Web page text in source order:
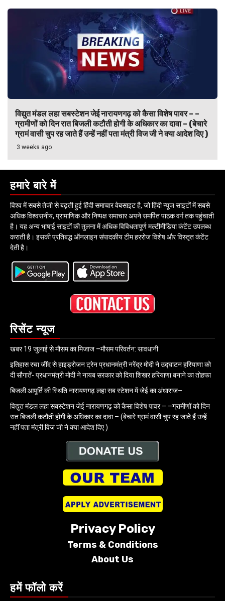
विद्युत मंडल लहा सबस्टेशन जेई नारायणगढ़ को कैसा विशेष पावर – –
ग्रामीणों को दिन रात बिजली कटौती होगी के अधिकार का दावा – (बेचारे
ग्रामं वासी चुप रह जाते हैं उन्हें नहीं पता मंत्री विज जी ने क्या आदेश दिए )
3 weeks ago
हमारे बारे में
विश्व में सबसे तेजी से बढ़ती हुई हिंदी समाचार वेबसाइट है, जो हिंदी न्यूज साइटों में सबसे
अधिक विश्वसनीय, प्रामाणिक और निष्पक्ष समाचार अपने समर्पित पाठक वर्ग तक पहुंचाती
है। यह अन्य भाषाई साइटों की तुलना में अधिक विविधतापूर्ण मल्टीमीडिया कंटेंट उपलब्ध
कराती है। इसकी प्रतिबद्ध ऑनलाइन संपादकीय टीम हररोज विशेष और विस्तृत कंटेंट
देती है।
रिसेंट न्यूज
खबर 19 जुलाई से मौसम का मिजाज –मौसम परिवर्तन: सावधानी
इतिहास रचा जींद से हाइड्रोजन ट्रेन प्रधानमंत्री नरेंद्र मोदी ने उद्घाटन हरियाणा को
दी सौगातें- प्रधानमंत्री मोदी ने नायब सरकार को दिया शिखर हरियाणा बनाने का तोहफा
बिजली आपूर्ति की स्थिति नारायणगढ़ लहा सब स्टेशन में जेई का अंधाराज–
विद्युत मंडल लहा सबस्टेशन जेई नारायणगढ़ को कैसा विशेष पावर – –ग्रामीणों को दिन
रात बिजली कटौती होगी के अधिकार का दावा – (बेचारे ग्रामं वासी चुप रह जाते हैं उन्हें
नहीं पता मंत्री विज जी ने क्या आदेश दिए )
Privacy Policy
Terms & Conditions
About Us
हमें फॉलो करें